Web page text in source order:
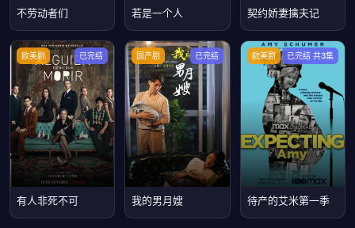
不劳动者们 若是一个人 契约娇妻擒夫记
欧美剧 已完结
有人非死不可
国产剧 已完结
我的男月嫂
欧美剧 已完结 共3集
待产的艾米第一季